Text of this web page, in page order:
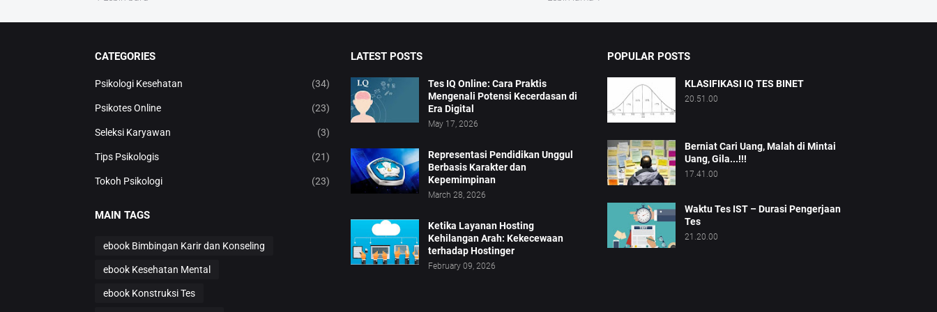
CATEGORIES
Psikologi Kesehatan (34)
Psikotes Online (23)
Seleksi Karyawan (3)
Tips Psikologis (21)
Tokoh Psikologi (23)
MAIN TAGS
ebook Bimbingan Karir dan Konseling
ebook Kesehatan Mental
ebook Konstruksi Tes
LATEST POSTS
Tes IQ Online: Cara Praktis
Mengenali Potensi Kecerdasan di
Era Digital
May 17, 2026
Representasi Pendidikan Unggul
Berbasis Karakter dan
Kepemimpinan
March 28, 2026
Ketika Layanan Hosting
Kehilangan Arah: Kekecewaan
terhadap Hostinger
February 09, 2026
POPULAR POSTS
KLASIFIKASI IQ TES BINET
20.51.00
Berniat Cari Uang, Malah di Mintai
Uang, Gila...!!!
17.41.00
Waktu Tes IST – Durasi Pengerjaan
Tes
21.20.00